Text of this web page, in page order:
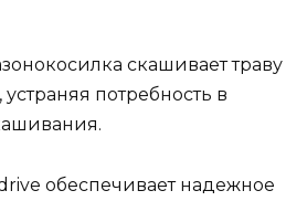
скашивает траву
потребность в
обеспечивает надежное